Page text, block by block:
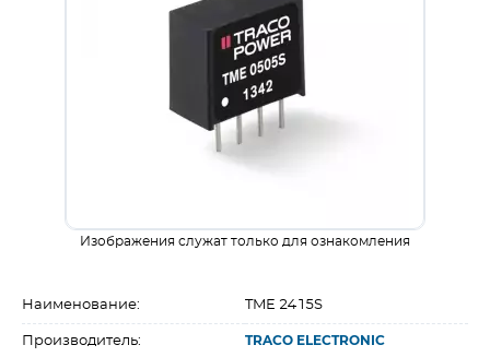
Изображения служат только для ознакомления
Наименование: TME 2415S
Производитель: TRACO ELECTRONIC